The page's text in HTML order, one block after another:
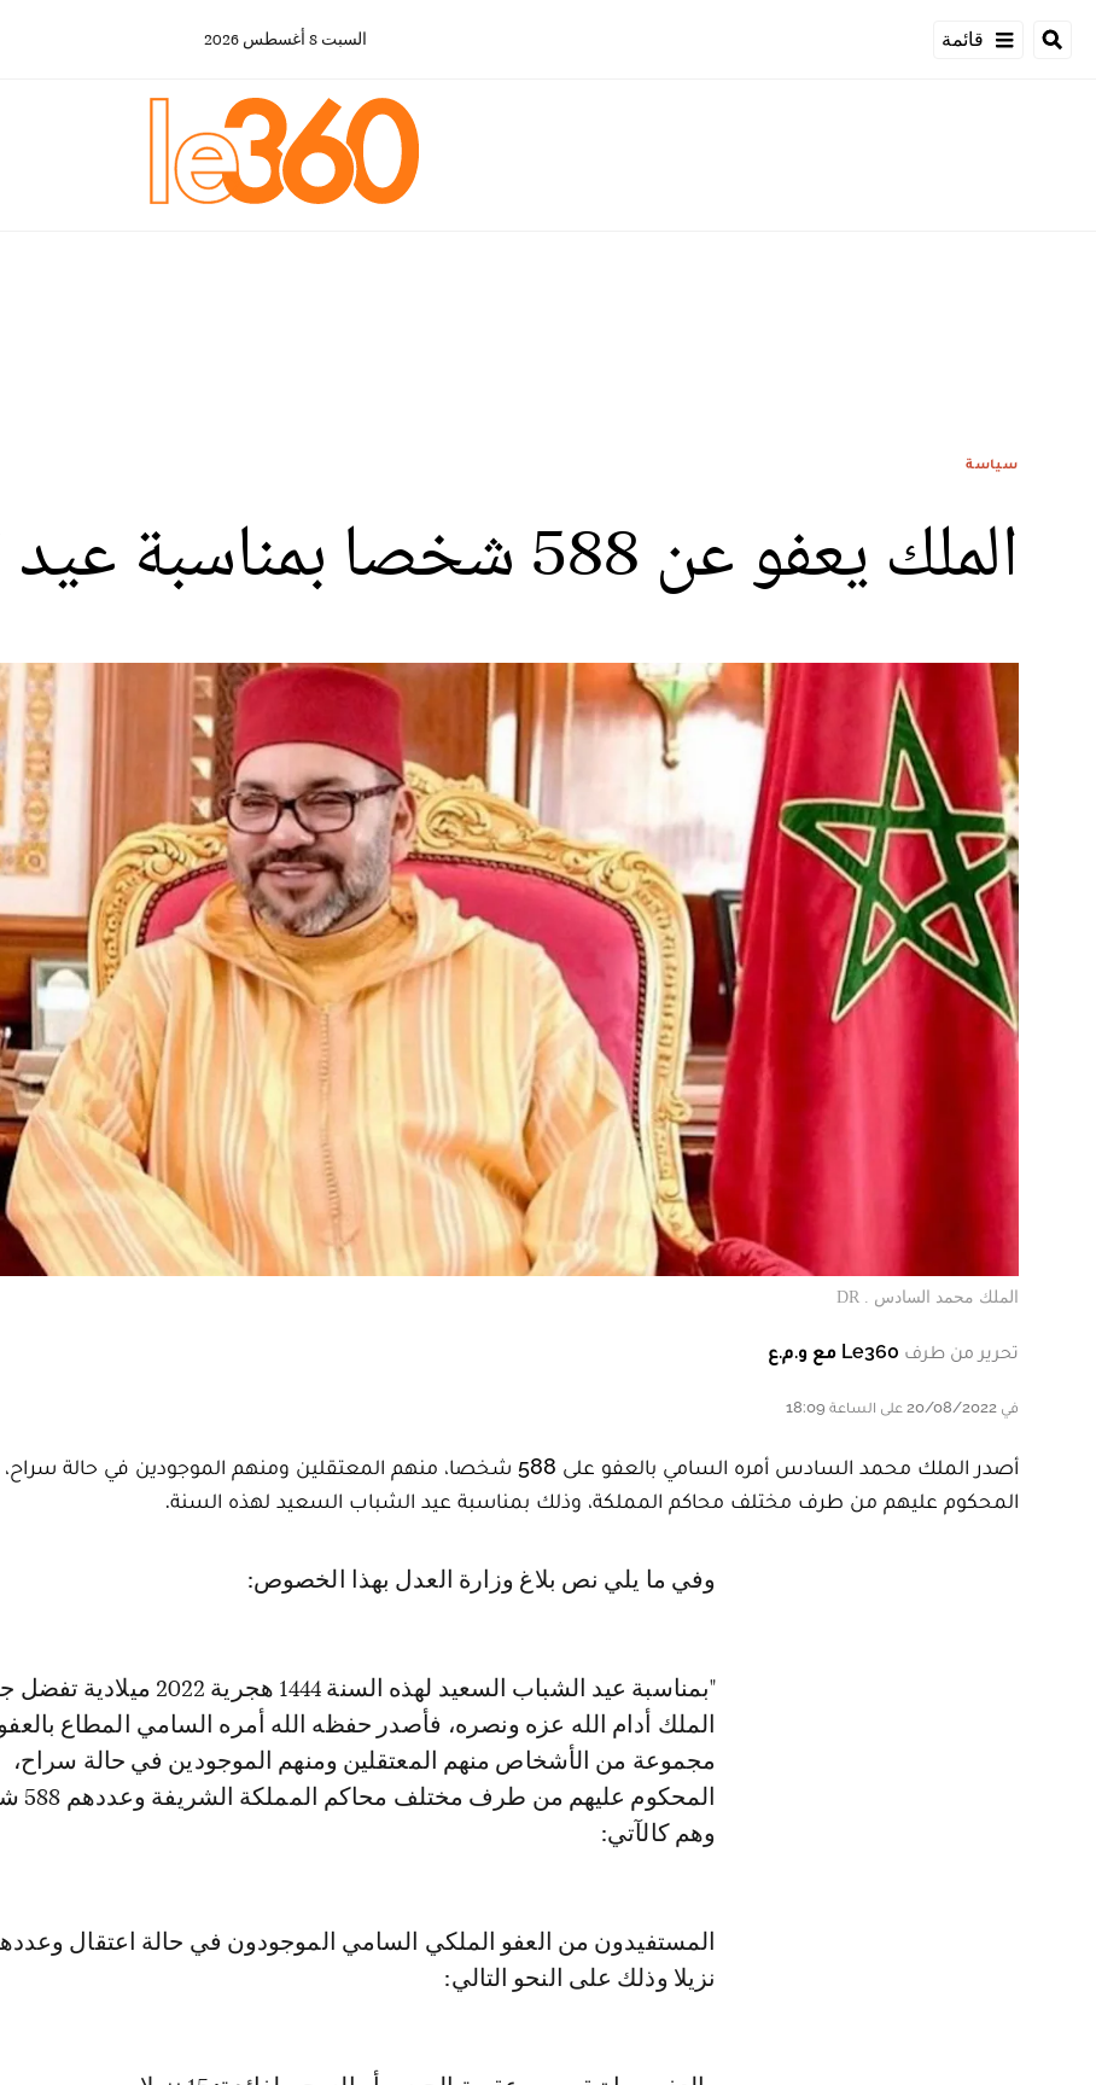
قائمة السبت 8 أغسطس 2026
سياسة
الملك يعفو عن 588 شخصا بمناسبة عيد الشباب
الملك محمد السادس . DR
تحرير من طرف Le360 مع و.م.ع
في 20/08/2022 على الساعة 18:09
أصدر الملك محمد السادس أمره السامي بالعفو على 588 شخصا، منهم المعتقلين ومنهم الموجودين في حالة سراح،
المحكوم عليهم من طرف مختلف محاكم المملكة، وذلك بمناسبة عيد الشباب السعيد لهذه السنة.
وفي ما يلي نص بلاغ وزارة العدل بهذا الخصوص:
"بمناسبة عيد الشباب السعيد لهذه السنة 1444 هجرية 2022
الملك أدام الله عزه ونصره، فأصدر حفظه الله أمره السامي المطاع
مجموعة من الأشخاص منهم المعتقلين ومنهم الموجودين في حالة سراح،
المحكوم عليهم من
وهم كالآتي:
نزيلا وذلك على النحو التالي: